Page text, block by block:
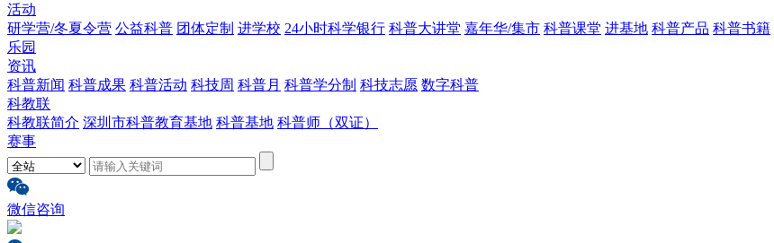
活动
研学营/冬夏令营 公益科普 团体定制 进学校 24小时科学银行 科普大讲堂 嘉年华/集市 科普课堂 进基地 科普产品 科普书籍
乐园
资讯
科普新闻 科普成果 科普活动 科技周 科普月 科普学分制 科技志愿 数字科普
科教联
科教联简介 深圳市科普教育基地 科普基地 科普师（双证）
赛事
微信咨询